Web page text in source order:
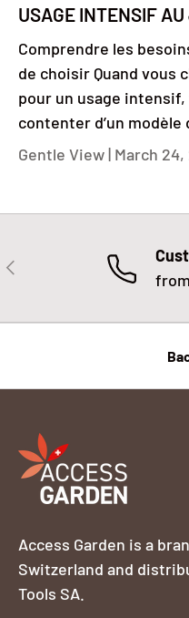
USAGE INTENSIF
Comprendre les
de choisir Quand vous
pour un usage intensif,
contenter d’un modèle
Gentle View | March 24,
PREVIOUS
Access Garden is a
Switzerland and
Tools SA.